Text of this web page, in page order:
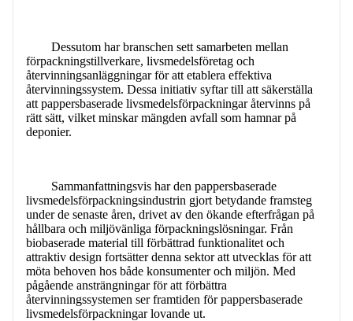
Dessutom har branschen sett samarbeten mellan
förpackningstillverkare, livsmedelsföretag och
återvinningsanläggningar för att etablera effektiva
återvinningssystem. Dessa initiativ syftar till att säkerställa
att pappersbaserade livsmedelsförpackningar återvinns på
rätt sätt, vilket minskar mängden avfall som hamnar på
deponier.
Sammanfattningsvis har den pappersbaserade
livsmedelsförpackningsindustrin gjort betydande framsteg
under de senaste åren, drivet av den ökande efterfrågan på
hållbara och miljövänliga förpackningslösningar. Från
biobaserade material till förbättrad funktionalitet och
attraktiv design fortsätter denna sektor att utvecklas för att
möta behoven hos både konsumenter och miljön. Med
pågående ansträngningar för att förbättra
återvinningssystemen ser framtiden för pappersbaserade
livsmedelsförpackningar lovande ut.